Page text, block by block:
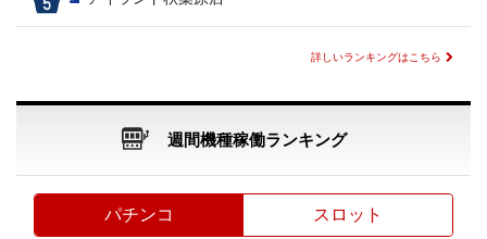
詳しいランキングはこちら
週間機種稼働ランキング
パチンコ スロット